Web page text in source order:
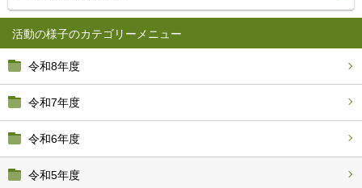
活動の様子
令和8年度
令和7年度
令和6年度
令和5年度